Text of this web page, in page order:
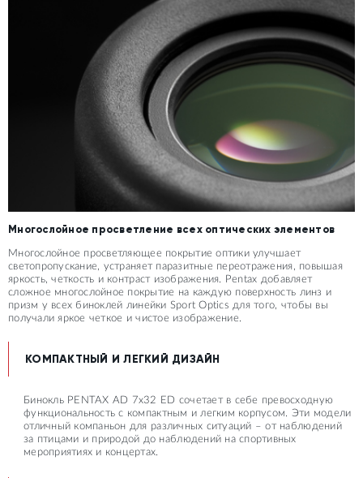
Многослойное просветление всех оптических элементов
Многослойное просветляющее покрытие оптики улучшает
светопропускание, устраняет паразитные переотражения, повышая
яркость, четкость и контраст изображения. Pentax добавляет
сложное многослойное покрытие на каждую поверхность линз и
призм у всех биноклей линейки Sport Optics для того, чтобы вы
получали яркое четкое и чистое изображение.
КОМПАКТНЫЙ И ЛЕГКИЙ ДИЗАЙН
Бинокль PENTAX AD 7x32 ED сочетает в себе превосходную
функциональность с компактным и легким корпусом. Эти модели
отличный компаньон для различных ситуаций – от наблюдений
за птицами и природой до наблюдений на спортивных
мероприятиях и концертах.